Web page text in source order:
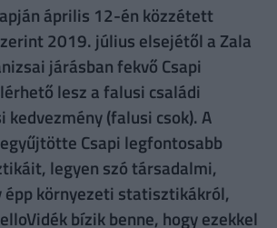
április 12-én közzétett
2019. július elsejétől a Zala
járásban fekvő Csapi
lesz a falusi családi
(falusi csok). A
Csapi legfontosabb
legyen szó társadalmi,
épp környezeti statisztikákról,
bízik benne, hogy ezekkel